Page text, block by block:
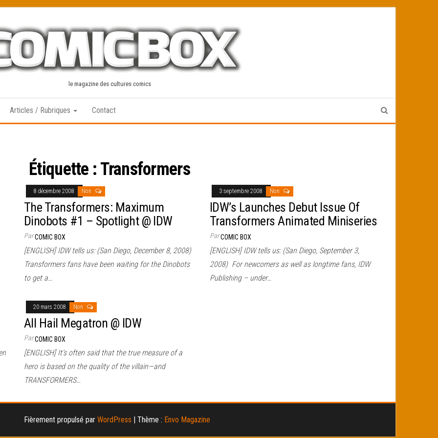
le magazine des cultures comics
Articles / Rubriques Contact
Étiquette : Transformers
8 décembre 2008 Non
The Transformers: Maximum
Dinobots #1 – Spotlight @ IDW
ParCOMIC BOX
[ENGLISH] IDW tells us: (San Diego, December 8, 2008)
Transformers fans have been waiting for the Dinobots
to get a…
3 septembre 2008 Non
IDW’s Launches Debut Issue Of
Transformers Animated Miniseries
ParCOMIC BOX
[ENGLISH] IDW tells us: (San Diego, September 3,
2008) For newcomers as well as longtime fans, IDW
Publishing – under…
20 mars 2008 Non
All Hail Megatron @ IDW
ParCOMIC BOX
[ENGLISH] It’s often said that the true measure of a
hero is based on the quality of the villain—and
TRANSFORMERS…
Fièrement propulsé par WordPress | Thème : Envo Magazine